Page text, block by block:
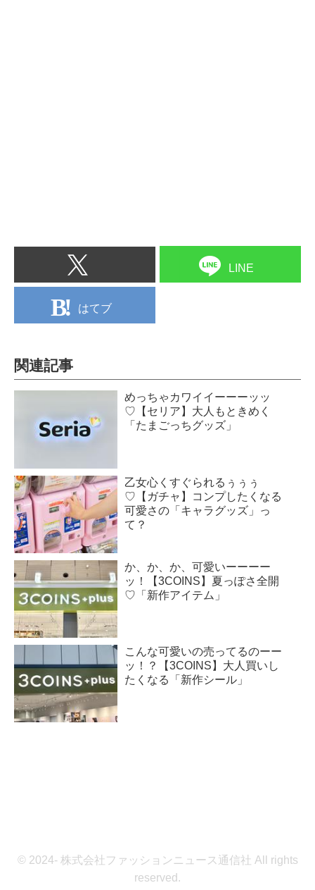
LINE
はてブ
関連記事
めっちゃカワイイーーーッッ
♡【セリア】大人もときめく
「たまごっちグッズ」
乙女心くすぐられるぅぅぅ
♡【ガチャ】コンプしたくなる
可愛さの「キャラグッズ」っ
て？
か、か、か、可愛いーーーー
ッ！【3COINS】夏っぽさ全開
♡「新作アイテム」
こんな可愛いの売ってるのーー
ッ！？【3COINS】大人買いし
たくなる「新作シール」
© 2024- 株式会社ファッションニュース通信社 All rights
reserved.